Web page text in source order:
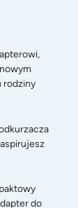
rodziny
do